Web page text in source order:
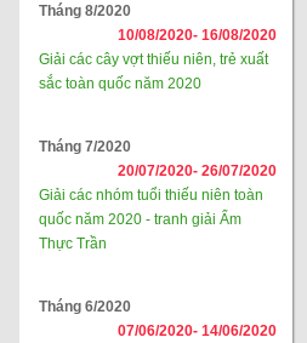
Tháng 8/2020
10/08/2020- 16/08/2020
Giải các cây vợt thiếu niên, trẻ xuất
sắc toàn quốc năm 2020
Tháng 7/2020
20/07/2020- 26/07/2020
Giải các nhóm tuổi thiếu niên toàn
quốc năm 2020 - tranh giải Ẩm
Thực Trần
Tháng 6/2020
07/06/2020- 14/06/2020